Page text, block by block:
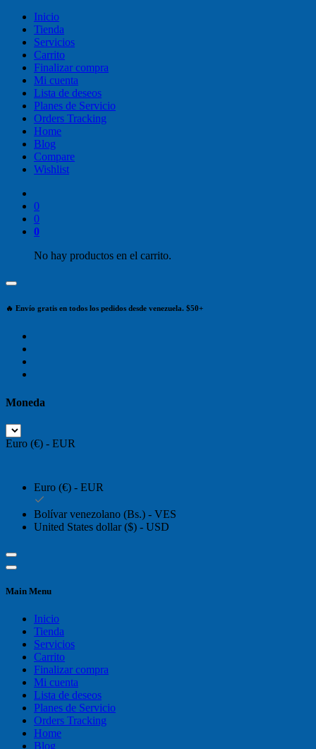
Inicio
Tienda
Servicios
Carrito
Finalizar compra
Mi cuenta
Lista de deseos
Planes de Servicio
Orders Tracking
Home
Blog
Compare
Wishlist
0
0
0
No hay productos en el carrito.
🔥 Envío gratis en todos los pedidos desde venezuela. $50+
Moneda
Euro (€) - EUR
Euro (€) - EUR
Bolívar venezolano (Bs.) - VES
United States dollar ($) - USD
Main Menu
Inicio
Tienda
Servicios
Carrito
Finalizar compra
Mi cuenta
Lista de deseos
Planes de Servicio
Orders Tracking
Home
Blog